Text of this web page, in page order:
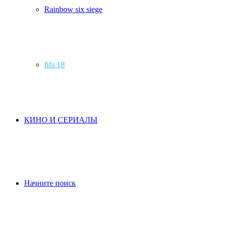
Rainbow six siege
fifa 18
КИНО И СЕРИАЛЫ
Начните поиск